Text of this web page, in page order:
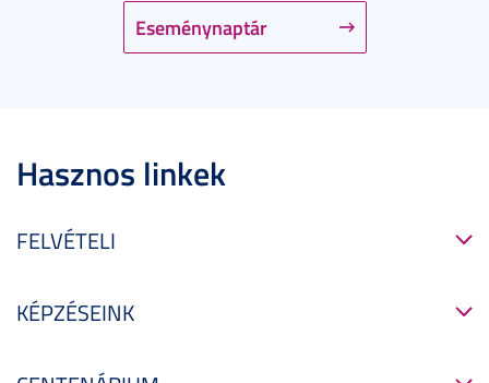
Eseménynaptár
Hasznos linkek
FELVÉTELI
KÉPZÉSEINK